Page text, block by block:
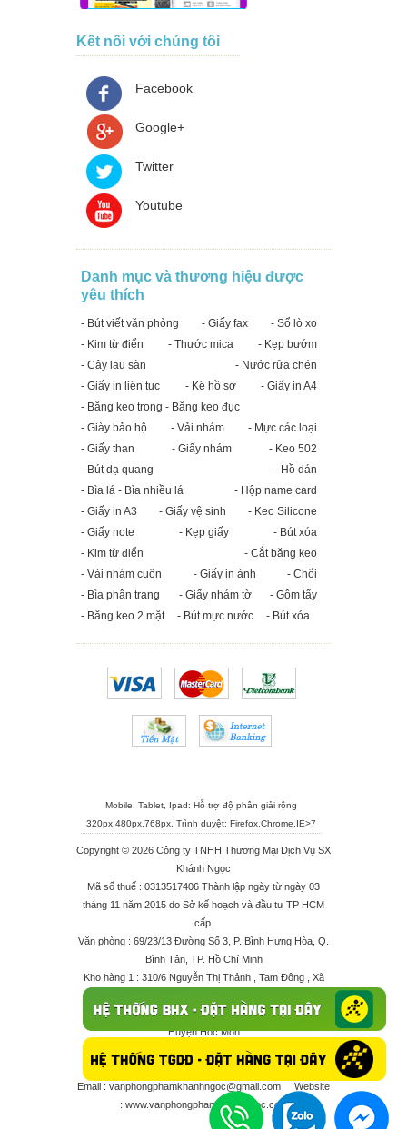
Kết nối với chúng tôi
Facebook
Google+
Twitter
Youtube
Danh mục và thương hiệu được
yêu thích
- Bút viết văn phòng - Giấy fax
- Sổ lò xo
- Kim từ điển
- Thước mica
- Kẹp bướm
- Cây lau sàn
- Nước rửa chén
- Giấy in liên tục
- Kệ hồ sơ
- Giấy in A4
- Băng keo trong - Băng keo đục
- Giày bảo hộ
- Vải nhám
- Mực các loại
- Giấy than
- Giấy nhám
- Keo 502
- Bút dạ quang
- Hồ dán
- Bìa lá - Bìa nhiều lá
- Hộp name card
- Giấy in A3
- Giấy vệ sinh
- Keo Silicone
- Giấy note
- Kẹp giấy
- Bút xóa
- Kim từ điển
- Cắt băng keo
- Vải nhám cuộn
- Giấy in ảnh
- Chổi
- Bìa phân trang
- Giấy nhám tờ
- Gôm tẩy
- Băng keo 2 mặt
- Bút mực nước - Bút xóa
Mobile, Tablet, Ipad: Hỗ trợ độ phân giải rộng
320px,480px,768px. Trình duyệt: Firefox,Chrome,IE>7
Copyright © 2026 Công ty TNHH Thương Mại Dịch Vụ SX
Khánh Ngọc
Mã số thuế : 0313517406 Thành lập ngày từ ngày 03
tháng 11 năm 2015 do Sở kế hoạch và đầu tư TP HCM
cấp.
Văn phòng : 69/23/13 Đường Số 3, P. Bình Hưng Hòa, Q.
Bình Tân, TP. Hồ Chí Minh
Kho hàng 1 : 310/6 Nguyễn Thị Thảnh , Tam Đông , Xã
Kho hàng 2 : 68/2X Ấp Đông 1 , Xã Thới Tam Thôn ,
Huyện Hóc Môn
Điện thoại : 028 625 66506 - 0909 682 189 - 082 7158
413 - 096 298 10 17 - 0961 208 617
Email : vanphongphamkhanhngoc@gmail.com
Website
: www.vanphongphamkhanhngoc.com